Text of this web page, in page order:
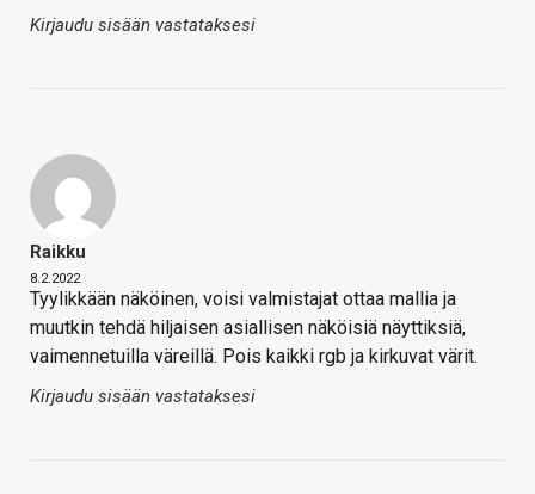
Kirjaudu sisään vastataksesi
Raikku
8.2.2022
Tyylikkään näköinen, voisi valmistajat ottaa mallia ja
muutkin tehdä hiljaisen asiallisen näköisiä näyttiksiä,
vaimennetuilla väreillä. Pois kaikki rgb ja kirkuvat värit.
Kirjaudu sisään vastataksesi